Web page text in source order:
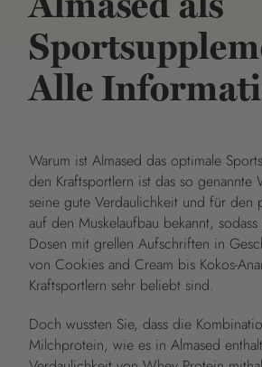
Alle
Warum ist Almased das optimale
den Kraftsportlern ist das so genannte
seine gute Verdaulichkeit und für den
auf den Muskelaufbau bekannt,
Dosen mit grellen Aufschriften in
von Cookies and Cream bis Kokos-
Kraftsportlern sehr beliebt sind.
Doch wussten Sie, dass die
Milchprotein, wie es in Almased